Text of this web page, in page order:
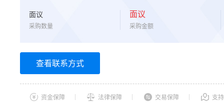
面议
采购数量
面议
采购金额
查看联系方式
资金保障 法律保障 交易保障 支